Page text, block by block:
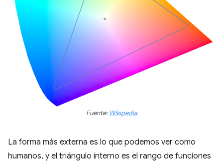
Fuente: Wikipedia
La forma más externa es lo que podemos ver como
humanos, y el triángulo interno es el rango de funciones